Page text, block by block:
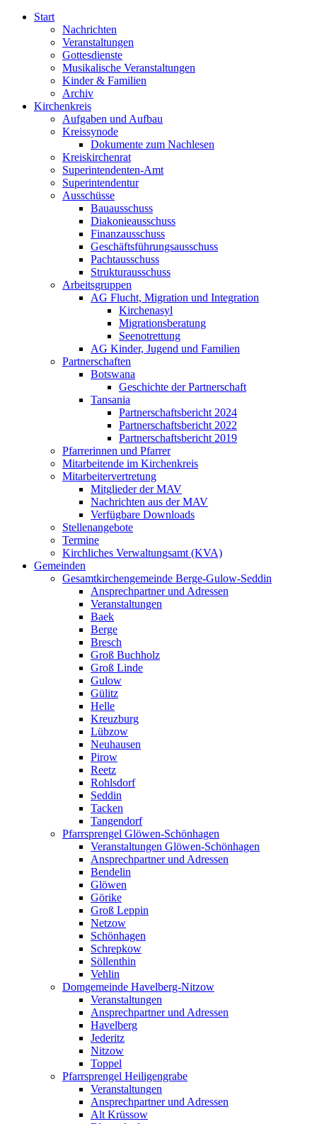
Start
Nachrichten
Veranstaltungen
Gottesdienste
Musikalische Veranstaltungen
Kinder & Familien
Archiv
Kirchenkreis
Aufgaben und Aufbau
Kreissynode
Dokumente zum Nachlesen
Kreiskirchenrat
Superintendenten-Amt
Superintendentur
Ausschüsse
Bauausschuss
Diakonieausschuss
Finanzausschuss
Geschäftsführungsausschuss
Pachtausschuss
Strukturausschuss
Arbeitsgruppen
AG Flucht, Migration und Integration
Kirchenasyl
Migrationsberatung
Seenotrettung
AG Kinder, Jugend und Familien
Partnerschaften
Botswana
Geschichte der Partnerschaft
Tansania
Partnerschaftsbericht 2024
Partnerschaftsbericht 2022
Partnerschaftsbericht 2019
Pfarrerinnen und Pfarrer
Mitarbeitende im Kirchenkreis
Mitarbeitervertretung
Mitglieder der MAV
Nachrichten aus der MAV
Verfügbare Downloads
Stellenangebote
Termine
Kirchliches Verwaltungsamt (KVA)
Gemeinden
Gesamtkirchengemeinde Berge-Gulow-Seddin
Ansprechpartner und Adressen
Veranstaltungen
Baek
Berge
Bresch
Groß Buchholz
Groß Linde
Gulow
Gülitz
Helle
Kreuzburg
Lübzow
Neuhausen
Pirow
Reetz
Rohlsdorf
Seddin
Tacken
Tangendorf
Pfarrsprengel Glöwen-Schönhagen
Veranstaltungen Glöwen-Schönhagen
Ansprechpartner und Adressen
Bendelin
Glöwen
Görike
Groß Leppin
Netzow
Schönhagen
Schrepkow
Söllenthin
Vehlin
Domgemeinde Havelberg-Nitzow
Veranstaltungen
Ansprechpartner und Adressen
Havelberg
Jederitz
Nitzow
Toppel
Pfarrsprengel Heiligengrabe
Veranstaltungen
Ansprechpartner und Adressen
Alt Krüssow